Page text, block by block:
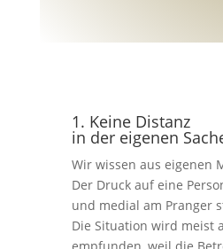
1. Keine Distanz
in der eigenen
Wir wissen aus eigenen
Der Druck auf eine
und medial am Pranger
Die Situation wird meist